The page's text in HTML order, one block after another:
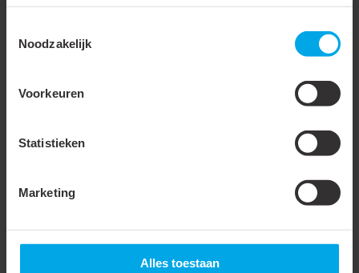
Noodzakelijk
Voorkeuren
Statistieken
Marketing
Alles toestaan
Geschikt voor vlakke
Voor trekvaste
Materiaal
Halogeenvrij